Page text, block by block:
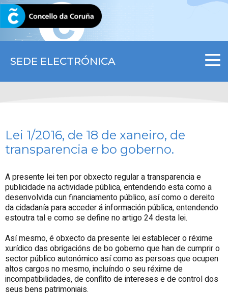
SEDE ELECTRÓNICA
CORUNA.GAL
Lei 1/2016, de 18 de xaneiro, de
transparencia e bo goberno.
A presente lei ten por obxecto regular a transparencia e
publicidade na actividade pública, entendendo esta como a
desenvolvida cun financiamento público, así como o dereito
da cidadanía para acceder á información pública, entendendo
estoutra tal e como se define no artigo 24 desta lei.
Así mesmo, é obxecto da presente lei establecer o réxime
xurídico das obrigacións de bo goberno que han de cumprir o
sector público autonómico así como as persoas que ocupen
altos cargos no mesmo, incluíndo o seu réxime de
incompatibilidades, de conflito de intereses e de control dos
seus bens patrimoniais.